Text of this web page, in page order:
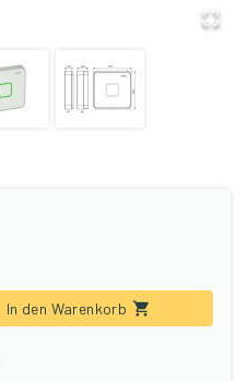
In den Warenkorb